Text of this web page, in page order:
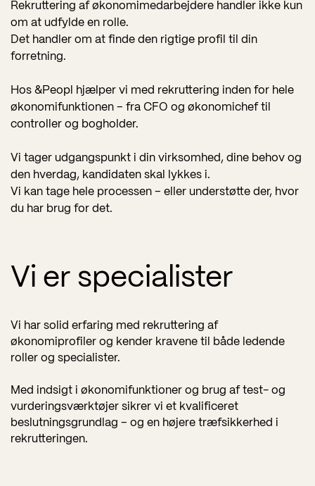
Rekruttering af økonomimedarbejdere handler ikke kun
om at udfylde en rolle.
Det handler om at finde den rigtige profil til din
forretning.
Hos &Peopl hjælper vi med rekruttering inden for hele
økonomifunktionen – fra CFO og økonomichef til
controller og bogholder.
Vi tager udgangspunkt i din virksomhed, dine behov og
den hverdag, kandidaten skal lykkes i.
Vi kan tage hele processen – eller understøtte der, hvor
du har brug for det.
Vi er specialister
Vi har solid erfaring med rekruttering af
økonomiprofiler og kender kravene til både ledende
roller og specialister.
Med indsigt i økonomifunktioner og brug af test- og
vurderingsværktøjer sikrer vi et kvalificeret
beslutningsgrundlag – og en højere træfsikkerhed i
rekrutteringen.